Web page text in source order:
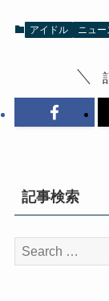
アイドル ニュー
記事検索
検
索: